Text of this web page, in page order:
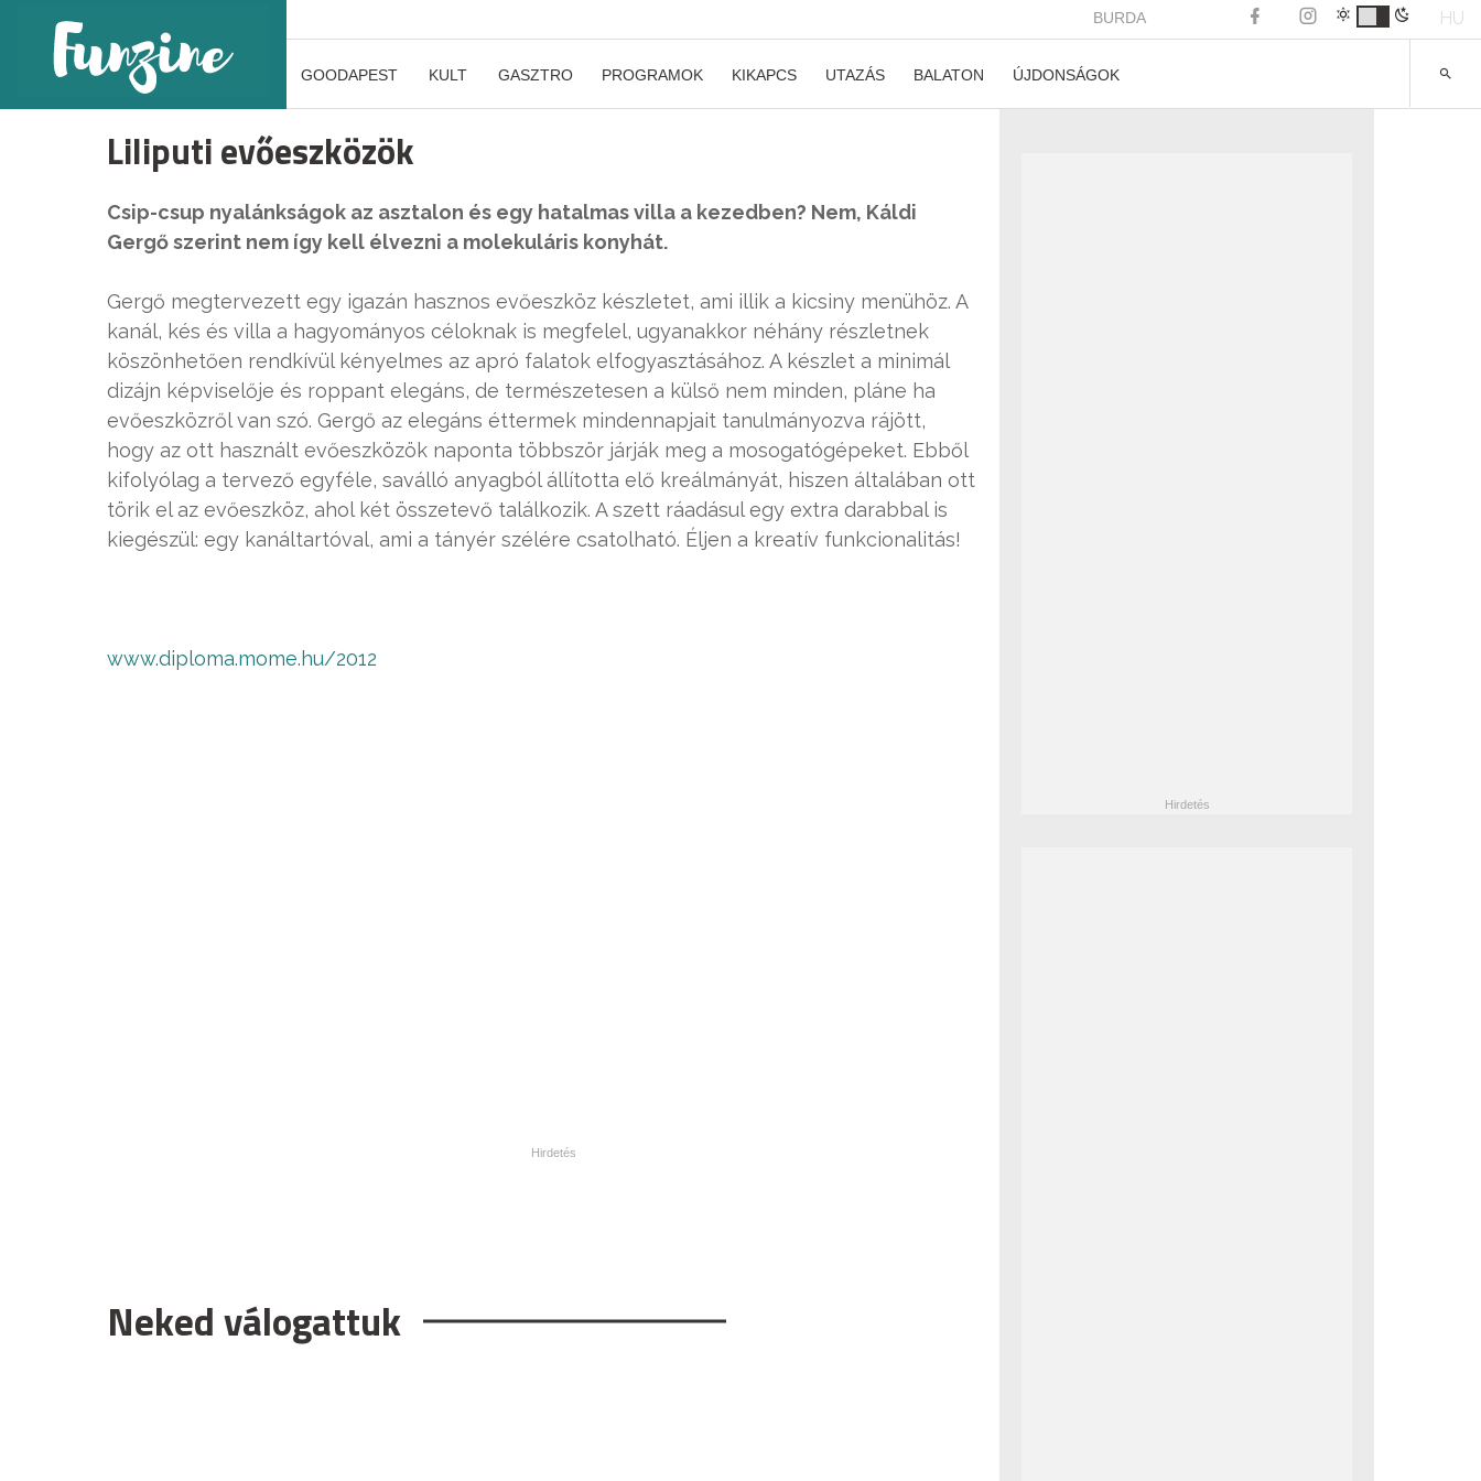
BURDA HU
GOODAPEST KULT GASZTRO PROGRAMOK KIKAPCS UTAZÁS BALATON ÚJDONSÁGOK
Liliputi evőeszközök
Csip-csup nyalánkságok az asztalon és egy hatalmas villa a kezedben? Nem, Káldi
Gergő szerint nem így kell élvezni a molekuláris konyhát.
Gergő megtervezett egy igazán hasznos evőeszköz készletet, ami illik a kicsiny menühöz. A
kanál, kés és villa a hagyományos céloknak is megfelel, ugyanakkor néhány részletnek
köszönhetően rendkívül kényelmes az apró falatok elfogyasztásához. A készlet a minimál
dizájn képviselője és roppant elegáns, de természetesen a külső nem minden, pláne ha
evőeszközről van szó. Gergő az elegáns éttermek mindennapjait tanulmányozva rájött,
hogy az ott használt evőeszközök naponta többször járják meg a mosogatógépeket. Ebből
kifolyólag a tervező egyféle, saválló anyagból állította elő kreálmányát, hiszen általában ott
törik el az evőeszköz, ahol két összetevő találkozik. A szett ráadásul egy extra darabbal is
kiegészül: egy kanáltartóval, ami a tányér szélére csatolható. Éljen a kreatív funkcionalitás!
www.diploma.mome.hu/2012
Neked válogattuk